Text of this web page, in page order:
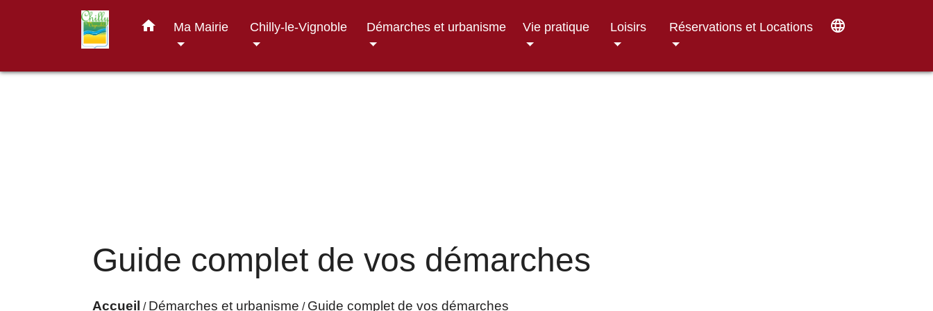
home Ma Mairie Chilly-le-Vignoble Démarches et urbanisme Vie pratique Loisirs Réservations et Locations language
Guide complet de vos démarches
Accueil / Démarches et urbanisme / Guide complet de vos démarches